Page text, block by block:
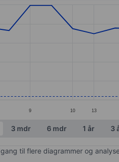
9 10 13
3 mdr 6 mdr 1 år 3
til flere diagrammer og